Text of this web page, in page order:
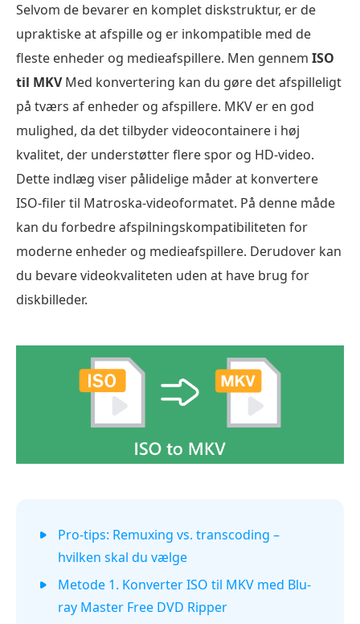
Selvom de bevarer en komplet diskstruktur, er de
upraktiske at afspille og er inkompatible med de
fleste enheder og medieafspillere. Men gennem ISO
til MKVMed konvertering kan du gøre det afspilleligt
på tværs af enheder og afspillere. MKV er en god
mulighed, da det tilbyder videocontainere i høj
kvalitet, der understøtter flere spor og HD-video.
Dette indlæg viser pålidelige måder at konvertere
ISO-filer til Matroska-videoformatet. På denne måde
kan du forbedre afspilningskompatibiliteten for
moderne enheder og medieafspillere. Derudover kan
du bevare videokvaliteten uden at have brug for
diskbilleder.
Pro-tips: Remuxing vs. transcoding –
hvilken skal du vælge
Metode 1. Konverter ISO til MKV med Blu-
ray Master Free DVD Ripper